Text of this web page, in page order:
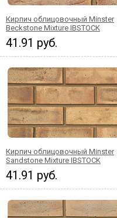
Кирпич облицовочный Minster
Beckstone Mixture IBSTOCK
41.91 руб.
Кирпич облицовочный Minster
Sandstone Mixture IBSTOCK
41.91 руб.